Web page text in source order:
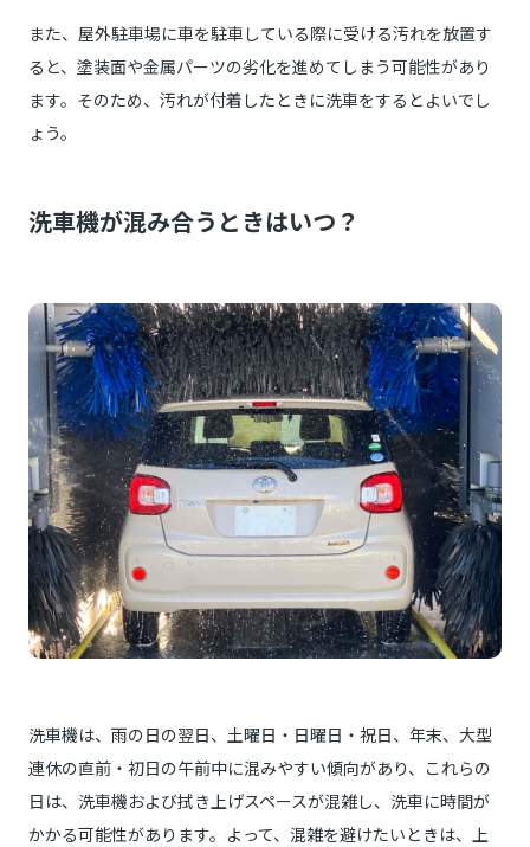
また、屋外駐車場に車を駐車している際に受ける汚れを放置す
ると、塗装面や金属パーツの劣化を進めてしまう可能性があり
ます。そのため、汚れが付着したときに洗車をするとよいでし
ょう。
洗車機が混み合うときはいつ？
洗車機は、雨の日の翌日、土曜日・日曜日・祝日、年末、大型
連休の直前・初日の午前中に混みやすい傾向があり、これらの
日は、洗車機および拭き上げスペースが混雑し、洗車に時間が
かかる可能性があります。よって、混雑を避けたいときは、上